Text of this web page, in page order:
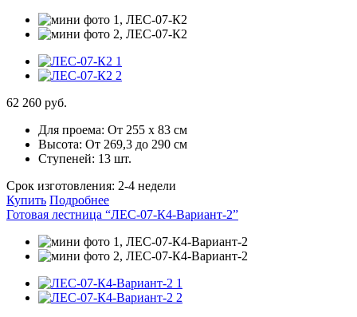
62 260 руб.
Для проема: От 255 х 83 см
Высота: От 269,3 до 290 см
Ступеней: 13 шт.
Срок изготовления: 2-4 недели
Купить Подробнее
Готовая лестница “ЛЕС-07-К4-Вариант-2”